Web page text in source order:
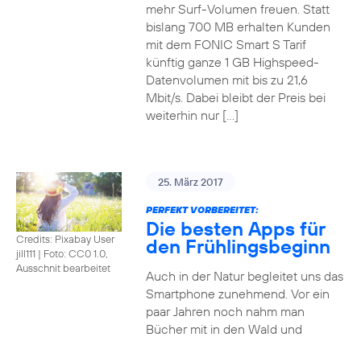
mehr Surf-Volumen freuen. Statt
bislang 700 MB erhalten Kunden
mit dem FONIC Smart S Tarif
künftig ganze 1 GB Highspeed-
Datenvolumen mit bis zu 21,6
Mbit/s. Dabei bleibt der Preis bei
weiterhin nur […]
Credits: Pixabay User
jill111 | Foto: CC0 1.0,
Ausschnit bearbeitet
25. März 2017
PERFEKT VORBEREITET:
Die besten Apps für
den Frühlingsbeginn
Auch in der Natur begleitet uns das
Smartphone zunehmend. Vor ein
paar Jahren noch nahm man
Bücher mit in den Wald und